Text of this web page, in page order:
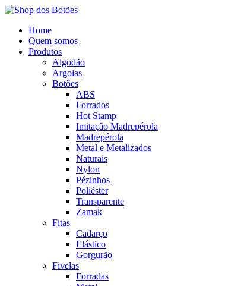
Home
Quem somos
Produtos
Algodão
Argolas
Botões
ABS
Forrados
Hot Stamp
Imitação Madrepérola
Madrepérola
Metal e Metalizados
Naturais
Nylon
Pézinhos
Poliéster
Transparente
Zamak
Fitas
Cadarço
Elástico
Gorgurão
Fivelas
Forradas